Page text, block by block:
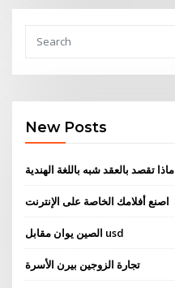
New Posts
ماذا تقصد بالعقد شبه باللغة الهندية
اصنع أفلامك الخاصة على الإنترنت
الصين يوان مقابل usd
تجارة الزوجين بيرن الأسرة